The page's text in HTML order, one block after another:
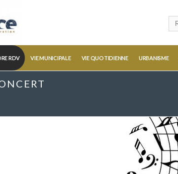
RDV VIE MUNICIPALE VIE QUOTIDIENNE URBANISME